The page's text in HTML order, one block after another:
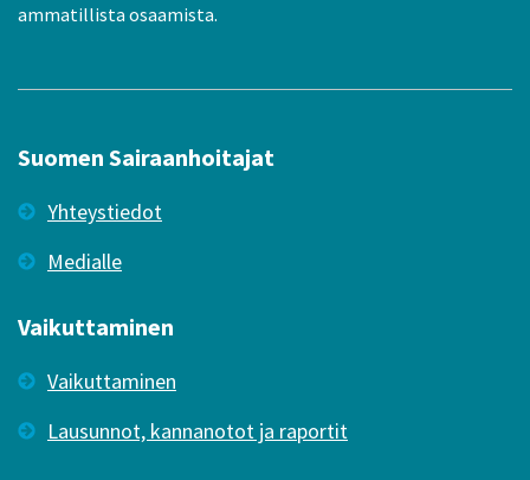
ammatillista osaamista.
Suomen Sairaanhoitajat
Yhteystiedot
Medialle
Vaikuttaminen
Vaikuttaminen
Lausunnot, kannanotot ja raportit